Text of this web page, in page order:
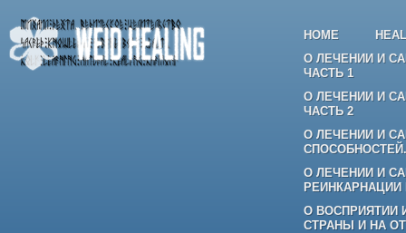
HOME
О ЛЕЧЕНИИ И
ЧАСТЬ 1
О ЛЕЧЕНИИ И
ЧАСТЬ 2
О ЛЕЧЕНИИ И
О ЛЕЧЕНИИ И
РЕИНКАРНАЦИИ
О ВОСПРИЯТИИ
СТРАНЫ И НА